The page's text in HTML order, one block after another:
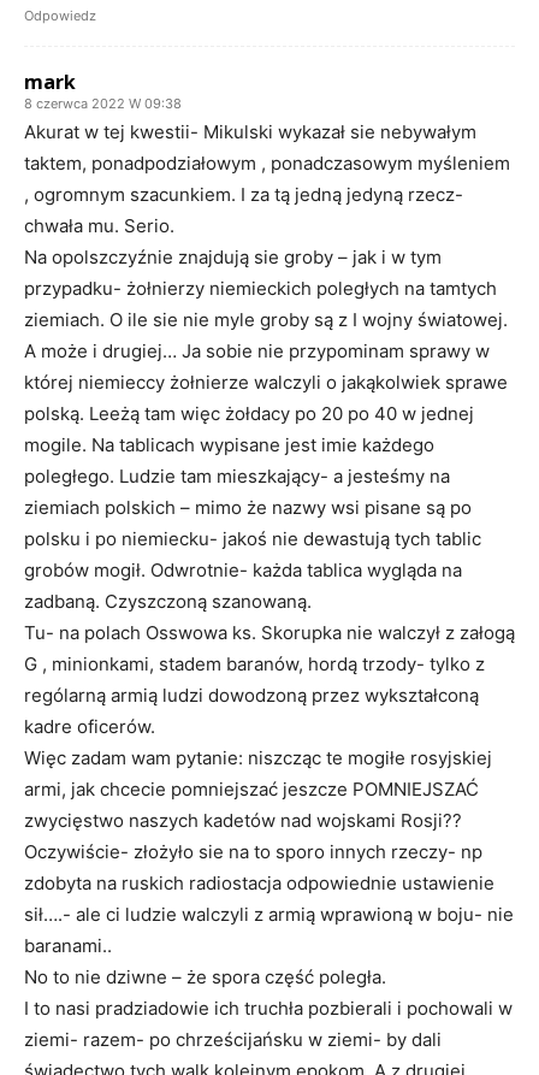
Odpowiedz
mark
8 czerwca 2022 W 09:38
Akurat w tej kwestii- Mikulski wykazał sie nebywałym
taktem, ponadpodziałowym , ponadczasowym myśleniem
, ogromnym szacunkiem. I za tą jedną jedyną rzecz-
chwała mu. Serio.
Na opolszczyźnie znajdują sie groby – jak i w tym
przypadku- żołnierzy niemieckich poległych na tamtych
ziemiach. O ile sie nie myle groby są z I wojny światowej.
A może i drugiej… Ja sobie nie przypominam sprawy w
której niemieccy żołnierze walczyli o jakąkolwiek sprawe
polską. Leeżą tam więc żołdacy po 20 po 40 w jednej
mogile. Na tablicach wypisane jest imie każdego
poległego. Ludzie tam mieszkający- a jesteśmy na
ziemiach polskich – mimo że nazwy wsi pisane są po
polsku i po niemiecku- jakoś nie dewastują tych tablic
grobów mogił. Odwrotnie- każda tablica wygląda na
zadbaną. Czyszczoną szanowaną.
Tu- na polach Osswowa ks. Skorupka nie walczył z załogą
G , minionkami, stadem baranów, hordą trzody- tylko z
rególarną armią ludzi dowodzoną przez wykształconą
kadre oficerów.
Więc zadam wam pytanie: niszcząc te mogiłe rosyjskiej
armi, jak chcecie pomniejszać jeszcze POMNIEJSZAĆ
zwycięstwo naszych kadetów nad wojskami Rosji??
Oczywiście- złożyło sie na to sporo innych rzeczy- np
zdobyta na ruskich radiostacja odpowiednie ustawienie
sił….- ale ci ludzie walczyli z armią wprawioną w boju- nie
baranami..
No to nie dziwne – że spora część poległa.
I to nasi pradziadowie ich truchła pozbierali i pochowali w
ziemi- razem- po chrześcijańsku w ziemi- by dali